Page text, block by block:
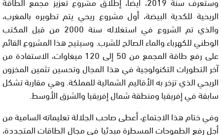
الريحية للكدية البيضة، أول مشروع ريحي يتم تطويره بالمغرب،
والذي تم الشروع في استغلاله سنة 2000 من قبل المكتب
الوطني للكهرباء والماء الصالح للشرب. وسيتيح هذا المشروع القائم
على رفع طاقة المجمع من 50 إلى 120 ميغاوات، الاستفادة من
آخر التطورات التكنولوجية في هذا المجال وتحسين تثمين المخزون
الريحي الذي تزخر به الأقاليم الشمالية للمملكة. وهي مقاربة تشكل
سابقة في إفريقيا ومنطقة شمال إفريقيا والشرق الأوسط.
وفي ختام هذا الاجتماع، أعطى صاحب الجلالة تعليماته السامية من
أجل رفع الطموحات المسطرة مبدئيا في مجال الطاقات المتجددة،